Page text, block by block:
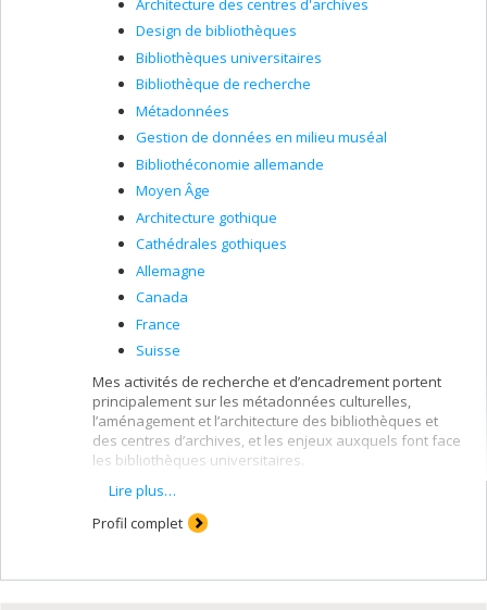
Design de bibliothèques
Bibliothèques universitaires
Bibliothèque de recherche
Métadonnées
Gestion de données en milieu muséal
Bibliothéconomie allemande
Moyen Âge
Architecture gothique
Cathédrales gothiques
Allemagne
Canada
France
Suisse
Mes activités de recherche et d’encadrement portent
principalement sur les métadonnées culturelles,
l’aménagement et l’architecture des bibliothèques et
des centres d’archives, et les enjeux auxquels font face
les bibliothèques universitaires.
Je participe depuis 2021 à la création de la
numérique Nipakanatik
patrimoine anicinabe en collaboration avec l’organisme
Lire plus…
Profil complet